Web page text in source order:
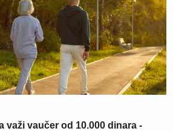
važi vaučer od 10.000 dinara -